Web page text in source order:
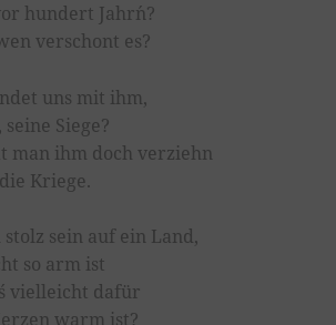
hundert Jahr´n?
verschont es?
uns mit ihm,
Siege?
man ihm doch verziehn
Kriege.
stolz sein auf ein Land,
so arm ist
vielleicht dafür
warm ist?